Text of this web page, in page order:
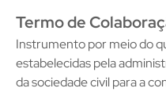
Termo de
Instrumento por meio do
estabelecidas pela
da sociedade civil para a